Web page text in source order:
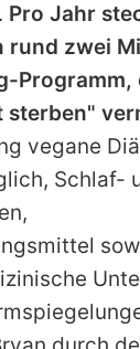
Pro Jahr
rund zwei
Programm,
sterben"
vegane
Schlaf-